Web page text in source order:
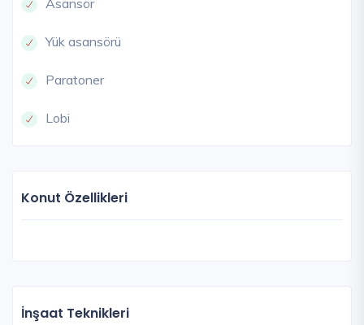
Yük asansörü
Paratoner
Lobi
Konut Özellikleri
İnşaat Teknikleri